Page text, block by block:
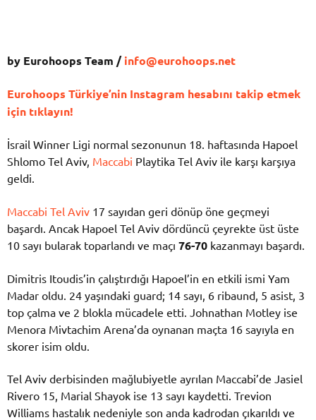
by Eurohoops Team /info@eurohoops.net
Eurohoops Türkiye’nin Instagram hesabını takip etmek
için tıklayın!
İsrail Winner Ligi normal sezonunun 18. haftasında Hapoel
Shlomo Tel Aviv, Maccabi Playtika Tel Aviv ile karşı karşıya
geldi.
Maccabi Tel Aviv 17 sayıdan geri dönüp öne geçmeyi
başardı. Ancak Hapoel Tel Aviv dördüncü çeyrekte üst üste
10 sayı bularak toparlandı ve maçı 76-70 kazanmayı başardı.
Dimitris Itoudis’in çalıştırdığı Hapoel’in en etkili ismi Yam
Madar oldu. 24 yaşındaki guard; 14 sayı, 6 ribaund, 5 asist, 3
top çalma ve 2 blokla mücadele etti. Johnathan Motley ise
Menora Mivtachim Arena’da oynanan maçta 16 sayıyla en
skorer isim oldu.
Tel Aviv derbisinden mağlubiyetle ayrılan Maccabi’de Jasiel
Rivero 15, Marial Shayok ise 13 sayı kaydetti. Trevion
Williams hastalık nedeniyle son anda kadrodan çıkarıldı ve